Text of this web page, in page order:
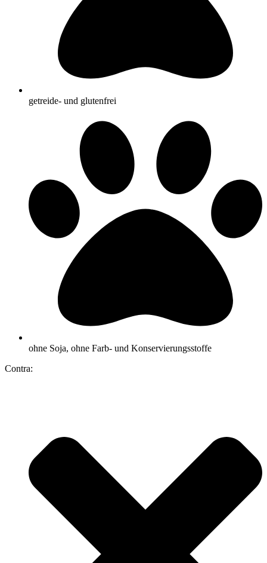
getreide- und glutenfrei
ohne Soja, ohne Farb- und Konservierungsstoffe
Contra: